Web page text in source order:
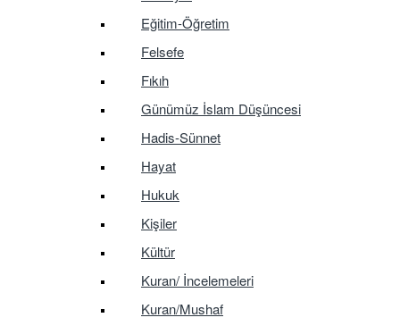
Eğitim-Öğretim
Felsefe
Fıkıh
Günümüz İslam Düşüncesi
Hadis-Sünnet
Hayat
Hukuk
Kişiler
Kültür
Kuran/ İncelemeleri
Kuran/Mushaf